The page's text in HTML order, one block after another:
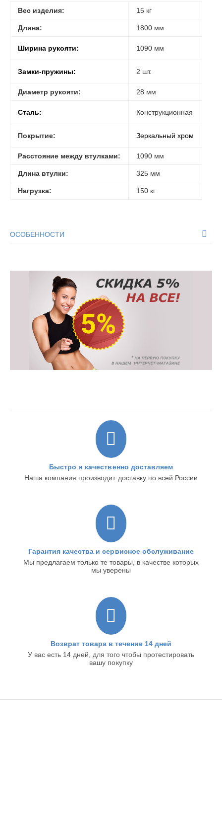
Вес изделия: 15 кг
Длина: 1800 мм
Ширина рукояти: 1090 мм
Замки-пружины: 2 шт.
Диаметр рукояти: 28 мм
Сталь: Конструкционная
Покрытие: Зеркальный хром
Расстояние между втулками: 1090 мм
Длина втулки: 325 мм
Нагрузка: 150 кг
ОСОБЕННОСТИ
Быстро и качественно доставляем
Наша компания производит доставку по всей России
Гарантия качества и сервисное обслуживание
Мы предлагаем только те товары, в качестве которых
мы уверены
Возврат товара в течение 14 дней
У вас есть 14 дней, для того чтобы протестировать
вашу покупку